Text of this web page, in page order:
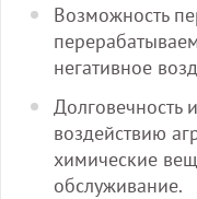
Возможность
негативное
Долговечность
воздействию
химические
обслуживание.